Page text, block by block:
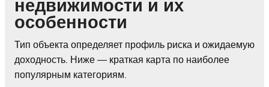
недвижимости и их
особенности
Тип объекта определяет профиль риска и ожидаемую
доходность. Ниже — краткая карта по наиболее
популярным категориям.